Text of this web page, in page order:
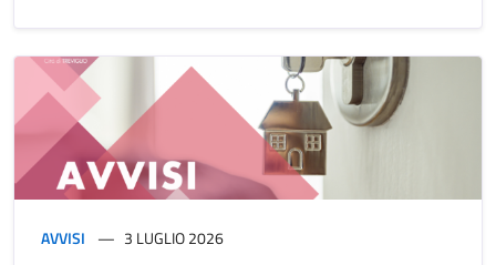
AVVISI 3 LUGLIO 2026